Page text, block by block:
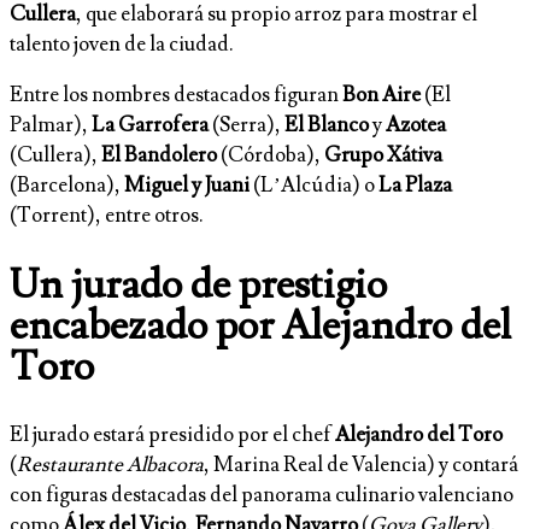
Cullera, que elaborará su propio arroz para mostrar el
talento joven de la ciudad.
Entre los nombres destacados figuranBon Aire(El
Palmar),La Garrofera(Serra),El BlancoyAzotea
(Cullera),El Bandolero(Córdoba), Grupo Xátiva
(Barcelona),Miguel y Juani(L’Alcúdia) oLa Plaza
(Torrent), entre otros.
Un jurado de prestigio
encabezado por Alejandro del
Toro
El jurado estará presidido por el chefAlejandro del Toro
(Restaurante Albacora, Marina Real de Valencia) y contará
con figuras destacadas del panorama culinario valenciano